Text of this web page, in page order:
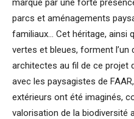
marqué par une forte
parcs et aménagements
familiaux… Cet héritage, ainsi
vertes et bleues, forment
architectes au fil de ce projet
avec les paysagistes de
extérieurs ont été imaginés,
valorisation de la biodiversité